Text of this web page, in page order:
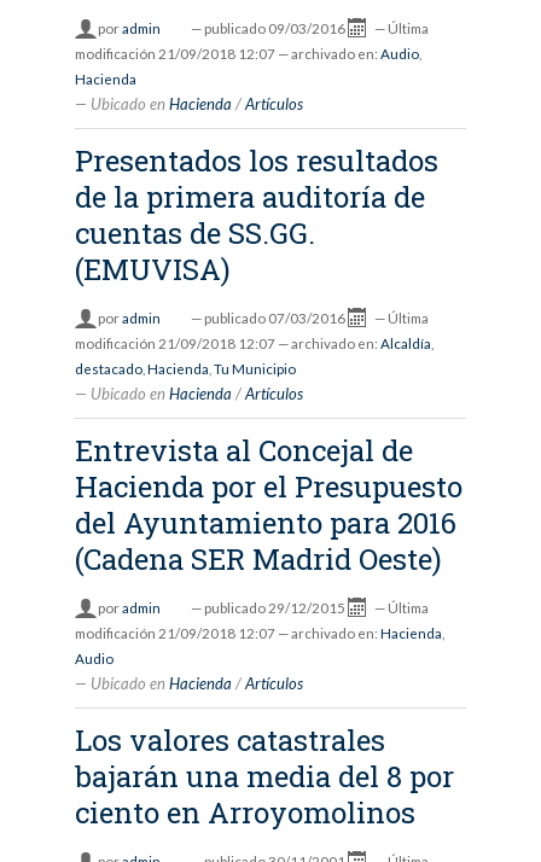
poradmin — publicado 09/03/2016 — Última
modificación 21/09/2018 12:07 — archivado en: Audio,
Hacienda
Ubicado en Hacienda /Artículos
Presentados los resultados
de la primera auditoría de
cuentas de SS.GG.
(EMUVISA)
poradmin — publicado 07/03/2016 — Última
modificación 21/09/2018 12:07 — archivado en: Alcaldía
destacado, Hacienda Tu Municipio
Ubicado en Hacienda /Artículos
Entrevista al Concejal de
Hacienda por el Presupuesto
del Ayuntamiento para 2016
(Cadena SER Madrid Oeste)
poradmin — publicado 29/12/2015 — Última
modificación 21/09/2018 12:07 — archivado en: Hacienda
Audio
Ubicado en Hacienda /Artículos
Los valores catastrales
bajarán una media del 8 por
ciento en Arroyomolinos